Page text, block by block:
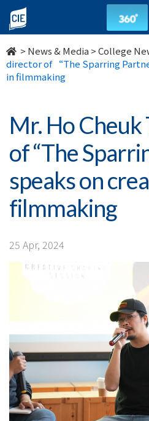
Mr.
Ho
Cheuk
director
of
“The
Sparring
Partner”,
speaks
on
in
filmmaking
College
> News & Media >College
director of “The Sparring
in filmmaking
Mr. Ho
of “The
speaks on
filmmaking
25 Apr, 2024